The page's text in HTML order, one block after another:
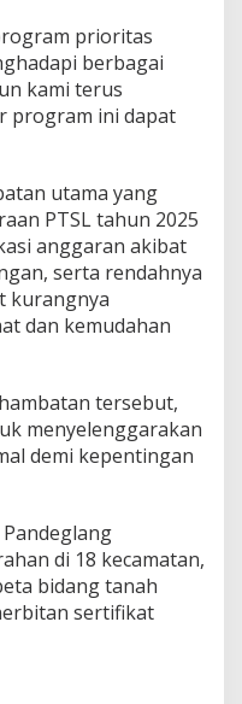
prioritas
berbagai
kami terus
program ini dapat
utama yang
PTSL tahun 2025
anggaran akibat
serta rendahnya
kurangnya
dan kemudahan
tersebut,
menyelenggarakan
demi kepentingan
di 18 kecamatan,
bidang tanah
sertifikat